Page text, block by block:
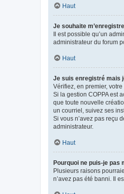
Haut
Je souhaite
Il est possible qu’un
administrateur du forum
Haut
Je suis enregistré mais
Vérifiez, en premier,
Si la gestion COPPA est
que toute nouvelle
un courriel, suivez ses
Si vous n’avez pas reçu
administrateur.
Haut
Pourquoi ne puis-je pas
Plusieurs raisons
n’avez pas été banni. Il